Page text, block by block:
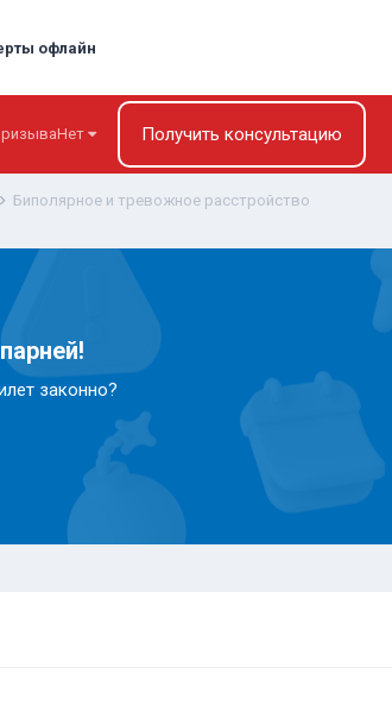
офлайн
Получить консультацию
Биполярное и тревожное расстройство
законно?